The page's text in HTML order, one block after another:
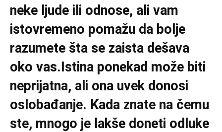
neke ljude ili odnose, ali vam
istovremeno pomažu da bolje
razumete šta se zaista dešava
oko vas.Istina ponekad može biti
neprijatna, ali ona uvek donosi
oslobađanje. Kada znate na čemu
ste, mnogo je lakše doneti odluke